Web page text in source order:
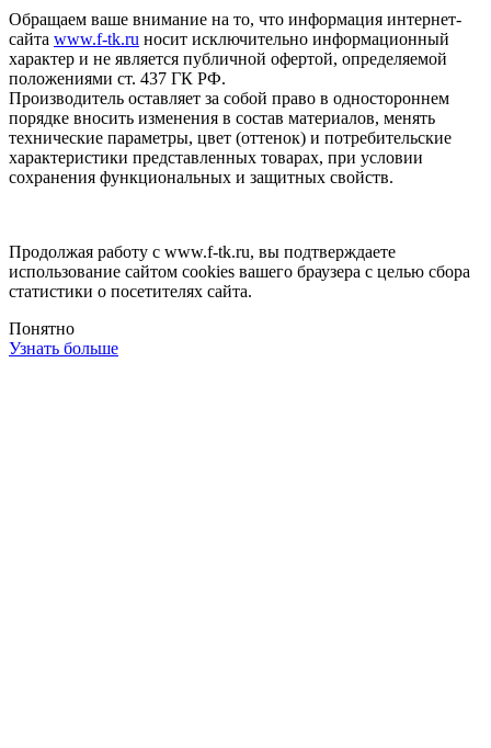
Обращаем ваше внимание на то, что информация интернет-
сайта www.f-tk.ru носит исключительно информационный
характер и не является публичной офертой, определяемой
положениями ст. 437 ГК РФ.
Производитель оставляет за собой право в одностороннем
порядке вносить изменения в состав материалов, менять
технические параметры, цвет (оттенок) и потребительские
характеристики представленных товарах, при условии
сохранения функциональных и защитных свойств.
Продолжая работу с www.f-tk.ru, вы подтверждаете
использование сайтом cookies вашего браузера с целью сбора
статистики о посетителях сайта.
Понятно
Узнать больше